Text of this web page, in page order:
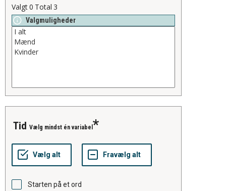
Valgt0 Total 3
Valgmuligheder
tid Vælg mindst én variabel
Starten på et ord